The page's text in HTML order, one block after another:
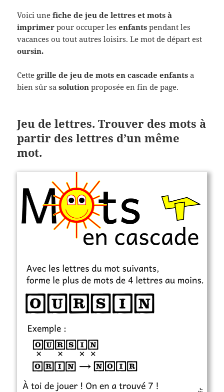
Voici une fiche de jeu de lettres et mots à
imprimer pour occuper lesenfants pendant les
vacances ou tout autres loisirs. Le mot de départ est
oursin.
Cettegrille de jeu de mots en cascade enfants a
bien sûr sasolutionproposée en fin de page.
Jeu de lettres. Trouver des mots à
partir des lettres d’un même
mot.